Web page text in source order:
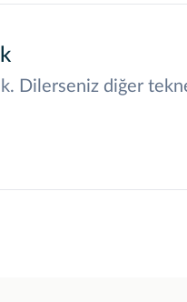
Dilerseniz diğer